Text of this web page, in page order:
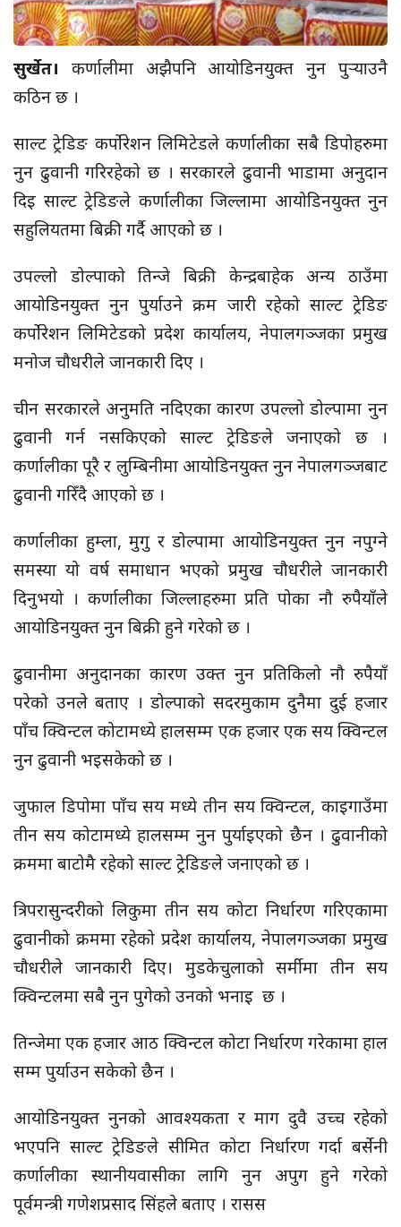
सुर्खेत। कर्णालीमा अझैपनि आयोडिनयुक्त नुनपुर्‍याउनै
कठिन छ ।
साल्ट ट्रेडिङ कर्पोरेशनलिमिटेडले कर्णालीका सबैडिपोहरुमा
नुन ढुवानी गरिरहेको छ । सरकारले ढुवानी भाडामा अनुदान
दिइ साल्ट ट्रेडिङले कर्णालीका जिल्लामा आयोडिनयुक्त नुन
सहुलियतमाबिक्री गर्दै आएको छ ।
उपल्लो डोल्पाकोतिन्जे बिक्री केन्द्रबाहेक अन्य ठाउँमा
आयोडिनयुक्त नुन पुर्याउने क्रम जारी रहेको साल्ट ट्रेडिङ
कर्पोरेशन लिमिटेडको प्रदेश कार्यालय, नेपालगञ्जका प्रमुख
मनोज चौधरीले जानकारी दिए ।
चीन सरकारले अनुमति नदिएका कारण उपल्लो डोल्पामा नुन
ढुवानी गर्न नसकिएको साल्ट ट्रेडिङले जनाएको छ ।
कर्णालीका पूरै र लुम्बिनीमा आयोडिनयुक्त नुन नेपालगञ्जबाट
ढुवानी गरिँदै आएको छ ।
कर्णालीका हुम्ला, मुगु र डोल्पामा आयोडिनयुक्त नुन नपुग्ने
समस्या यो वर्ष समाधान भएको प्रमुख चौधरीले जानकारी
दिनुभयो । कर्णालीका जिल्लाहरुमाप्रति पोका नौ रुपैयाँले
आयोडिनयुक्त नुन बिक्री हुने गरेको छ ।
ढुवानीमा अनुदानका कारण उक्त नुन प्रतिकिलो नौ रुपैयाँ
परेको उनले बताए । डोल्पाको सदरमुकाम दुनैमा दुई हजार
पाँचक्विन्टलकोटामध्ये हालसम्म एक हजार एक सयक्विन्टल
नुन ढुवानी भइसकेको छ ।
जुफाल डिपोमा पाँचसय मध्ये तीन सयक्विन्टल, काइगाउँमा
तीन सय कोटामध्ये हालसम्म नुनपुर्याइएको छैन । ढुवानीको
क्रममा बाटोमै रहेको साल्ट ट्रेडिङले जनाएको छ ।
त्रिपरासुन्दरीको लिकुमा तीन सय कोटा निर्धारण गरिएकामा
ढुवानीको क्रममा रहेको प्रदेश कार्यालय, नेपालगञ्जका प्रमुख
चौधरीले जानकारी दिए। मुडकेचुलाकोसर्मीमा तीन सय
क्विन्टलमासबै नुन पुगेको उनको भनाइ छ ।
तिन्जेमाएक हजार आठ क्विन्टलकोटा निर्धारण गरेकामा हाल
सम्म पुर्याउन सकेको छैन ।
आयोडिनयुक्त नुनको आवश्यकता र माग दुवै उच्च रहेको
भएपनि साल्ट ट्रेडिङले सीमित कोटा निर्धारण गर्दा बर्सेनी
कर्णालीका स्थानीयवासीका लागि नुन अपुग हुने गरेको
पूर्वमन्त्री गणेशप्रसाद सिंहले बताए । रासस